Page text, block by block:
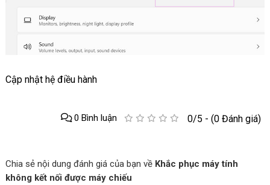
Cập nhật hệ điều hành
0/5 - (0 Đánh giá)
0 Bình luận
Chia sẻ nội dung đánh giá của bạn về Khắc phục máy tính
không kết nối được máy chiếu